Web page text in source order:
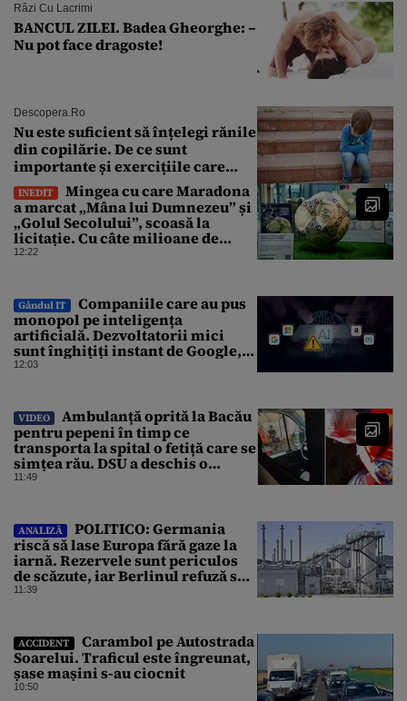
Râzi Cu Lacrimi
BANCUL ZILEI. Badea Gheorghe: –
Nu pot face dragoste!
Descopera.ro
Nu este suficient să înțelegi rănile
din copilărie. De ce sunt
importante și exercițiile care
calmează sistemul nervos
INEDIT
Mingea cu care Maradona
a marcat „Mâna lui Dumnezeu” și
„Golul Secolului”, scoasă la
licitație. Cu câte milioane de
dolari ar putea fi vândută
12:22
Gândul IT
Companiile care au pus
monopol pe inteligența
artificială. Dezvoltatorii mici
sunt înghițiți instant de Google,
Amazon sau Microsoft
12:03
VIDEO
Ambulanță oprită la Bacău
pentru pepeni în timp ce
transporta la spital o fetiță care se
simțea rău. DSU a deschis o
anchetă
11:49
ANALIZĂ
POLITICO: Germania
riscă să lase Europa fără gaze la
iarnă. Rezervele sunt periculos
de scăzute, iar Berlinul refuză să
intervină
11:39
ACCIDENT
Carambol pe Autostrada
Soarelui. Traficul este îngreunat,
șase mașini s-au ciocnit
10:50